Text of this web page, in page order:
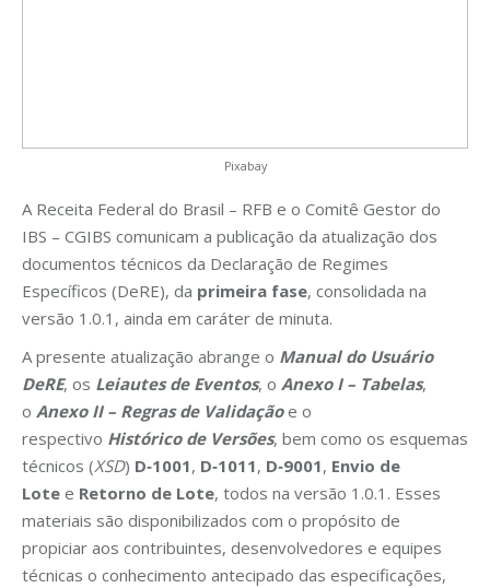
Pixabay
A Receita Federal do Brasil – RFB e o Comitê Gestor do
IBS – CGIBS comunicam a publicação da atualização dos
documentos técnicos da Declaração de Regimes
Específicos (DeRE), da primeira fase, consolidada na
versão 1.0.1, ainda em caráter de minuta.
A presente atualização abrange o Manual do Usuário
DeRE, os Leiautes de Eventos, o Anexo I – Tabelas,
o Anexo II – Regras de Validaçãoe o
respectivo Histórico de Versões, bem como os esquemas
técnicos (XSD) D‑1001, D‑1011, D‑9001, Envio de
Lote e Retorno de Lote, todos na versão 1.0.1. Esses
materiais são disponibilizados com o propósito de
propiciar aos contribuintes, desenvolvedores e equipes
técnicas o conhecimento antecipado das especificações,